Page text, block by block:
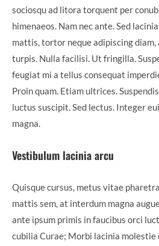
sociosqu ad litora torquent per
himenaeos. Nam nec ante. Sed
mattis, tortor neque adipiscing diam,
turpis. Nulla facilisi. Ut fringilla.
feugiat mi a tellus consequat
Proin quam. Etiam ultrices.
luctus suscipit. Sed lectus. Integer
magna.
Vestibulum lacinia arcu
Quisque cursus, metus vitae
mattis sem, at interdum magna
ante ipsum primis in faucibus orci
cubilia Curae; Morbi lacinia molestie